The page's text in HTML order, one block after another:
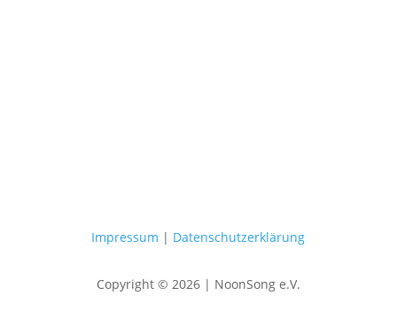
Impressum | Datenschutzerklärung
Copyright © 2026 | NoonSong e.V.